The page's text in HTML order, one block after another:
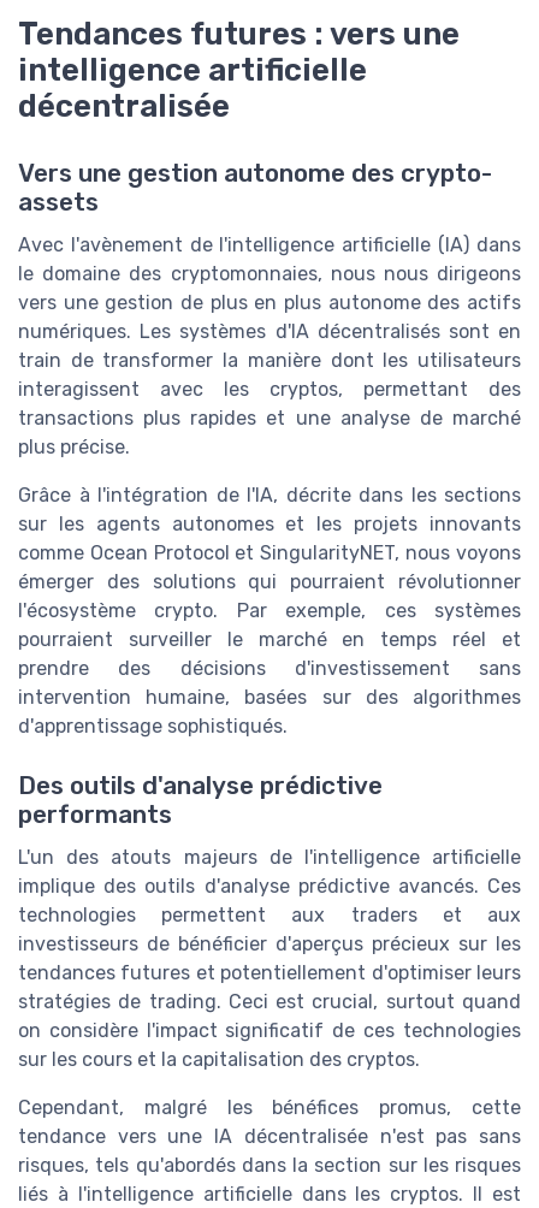
Tendances futures : vers une
intelligence artificielle
décentralisée
Vers une gestion autonome des crypto-
assets
Avec l'avènement de l'intelligence artificielle (IA) dans
le domaine des cryptomonnaies, nous nous dirigeons
vers une gestion de plus en plus autonome des actifs
numériques. Les systèmes d'IA décentralisés sont en
train de transformer la manière dont les utilisateurs
interagissent avec les cryptos, permettant des
transactions plus rapides et une analyse de marché
plus précise.
Grâce à l'intégration de l'IA, décrite dans les sections
sur les agents autonomes et les projets innovants
comme Ocean Protocol et SingularityNET, nous voyons
émerger des solutions qui pourraient révolutionner
l'écosystème crypto. Par exemple, ces systèmes
pourraient surveiller le marché en temps réel et
prendre des décisions d'investissement sans
intervention humaine, basées sur des algorithmes
d'apprentissage sophistiqués.
Des outils d'analyse prédictive
performants
L'un des atouts majeurs de l'intelligence artificielle
implique des outils d'analyse prédictive avancés. Ces
technologies permettent aux traders et aux
investisseurs de bénéficier d'aperçus précieux sur les
tendances futures et potentiellement d'optimiser leurs
stratégies de trading. Ceci est crucial, surtout quand
on considère l'impact significatif de ces technologies
sur les cours et la capitalisation des cryptos.
Cependant, malgré les bénéfices promus, cette
tendance vers une IA décentralisée n'est pas sans
risques, tels qu'abordés dans la section sur les risques
liés à l'intelligence artificielle dans les cryptos. Il est